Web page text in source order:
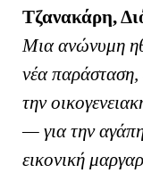
Τζανακάρη,
Μια ανώνυμη
νέα παράσταση,
την
— για την
εικονική